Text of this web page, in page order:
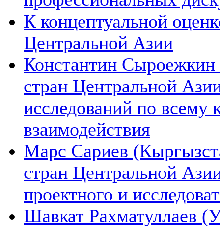
К концептуальной
Центральной Азии
Константин Сыроежкин
стран Центральной
исследований по всему
взаимодействия
Марс Сариев
стран Центральной
проектного и
Шавкат Рахматуллаев